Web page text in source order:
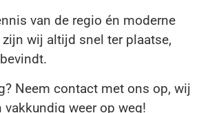
van de regio én moderne
wij altijd snel ter plaatse,
Neem contact met ons op, wij
vakkundig weer op weg!